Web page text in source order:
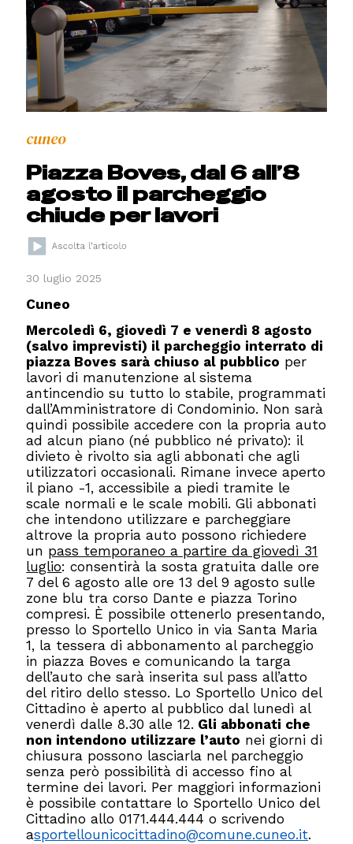
cuneo
Piazza Boves, dal 6 all’8
agosto il parcheggio
chiude per lavori
30 luglio 2025
Cuneo
Mercoledì 6, giovedì 7 e venerdì 8 agosto
(salvo imprevisti) il parcheggio interrato di
piazza Boves sarà chiuso al pubblico per
lavori di manutenzione al sistema
antincendio su tutto lo stabile, programmati
dall’Amministratore di Condominio. Non sarà
quindi possibile accedere con la propria auto
ad alcun piano (né pubblico né privato): il
divieto è rivolto sia agli abbonati che agli
utilizzatori occasionali. Rimane invece aperto
il piano -1, accessibile a piedi tramite le
scale normali e le scale mobili. Gli abbonati
che intendono utilizzare e parcheggiare
altrove la propria auto possono richiedere
un pass temporaneo a partire da giovedì 31
luglio: consentirà la sosta gratuita dalle ore
7 del 6 agosto alle ore 13 del 9 agosto sulle
zone blu tra corso Dante e piazza Torino
compresi. È possibile ottenerlo presentando,
presso lo Sportello Unico in via Santa Maria
1, la tessera di abbonamento al parcheggio
in piazza Boves e comunicando la targa
dell’auto che sarà inserita sul pass all’atto
del ritiro dello stesso. Lo Sportello Unico del
Cittadino è aperto al pubblico dal lunedì al
venerdì dalle 8.30 alle 12. Gli abbonati che
non intendono utilizzare l’auto nei giorni di
chiusura possono lasciarla nel parcheggio
senza però possibilità di accesso fino al
termine dei lavori. Per maggiori informazioni
è possibile contattare lo Sportello Unico del
Cittadino allo 0171.444.444 o scrivendo
asportellounicocittadino@comune.cuneo.it.